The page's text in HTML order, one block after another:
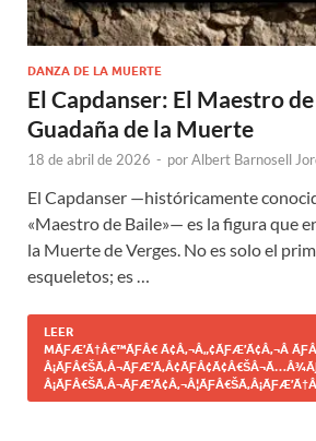
DANZA DE LA MUERTE
El Capdanser: El Maestro
Guadaña de la Muerte
18 de abril de 2026 - porAlbert Barnosell
El Capdanser —históricamente
«Maestro de Baile»— es la figura que
la Muerte de Verges. No es solo el
esqueletos; es …
LEER
MÃƑÆ’Ã†Â€™ÃƑÂ€ Ã¢Â‚¬Â„¢ÃƑÆ’Ã¢Â‚¬Â